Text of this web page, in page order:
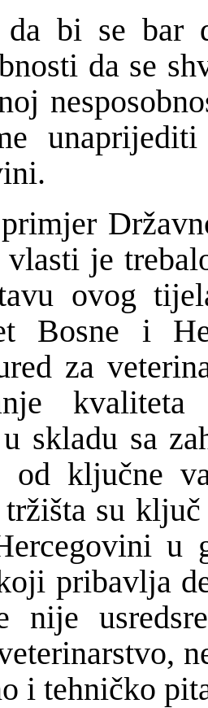
da bi se bar
da se
vlasti je
ovog
Bosne i
za
skladu sa
od ključne
tržišta su
u
pribavlja
nije
i tehničko